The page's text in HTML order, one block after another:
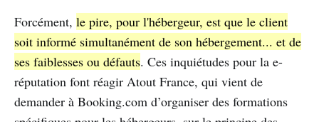
Forcément, le pire, pour l'hébergeur, est que le client
soit informé simultanément de son hébergement... et de
ses faiblesses ou défauts. Ces inquiétudes pour la e-
réputation font réagir Atout France, qui vient de
demander à Booking.com d’organiser des formations